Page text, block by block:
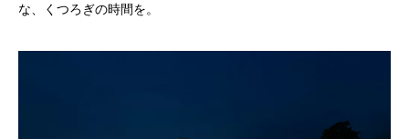
な、くつろぎの時間を。